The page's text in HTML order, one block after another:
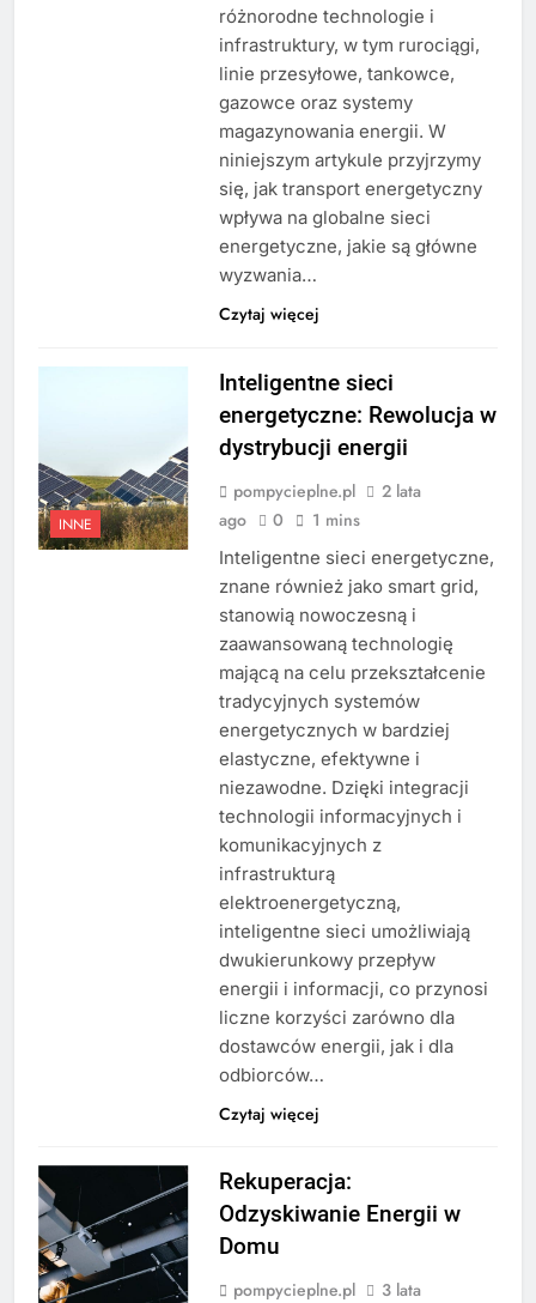
różnorodne technologie i
infrastruktury, w tym rurociągi,
linie przesyłowe, tankowce,
gazowce oraz systemy
magazynowania energii. W
niniejszym artykule przyjrzymy
się, jak transport energetyczny
wpływa na globalne sieci
energetyczne, jakie są główne
wyzwania…
Czytaj więcej
INNE
Inteligentne sieci
energetyczne: Rewolucja w
dystrybucji energii
pompycieplne.pl
2 lata
ago
0 1 mins
Inteligentne sieci energetyczne,
znane również jako smart grid,
stanowią nowoczesną i
zaawansowaną technologię
mającą na celu przekształcenie
tradycyjnych systemów
energetycznych w bardziej
elastyczne, efektywne i
niezawodne. Dzięki integracji
technologii informacyjnych i
komunikacyjnych z
infrastrukturą
elektroenergetyczną,
inteligentne sieci umożliwiają
dwukierunkowy przepływ
energii i informacji, co przynosi
liczne korzyści zarówno dla
dostawców energii, jak i dla
odbiorców…
Czytaj więcej
Rekuperacja:
Odzyskiwanie Energii w
Domu
pompycieplne.pl
3 lata